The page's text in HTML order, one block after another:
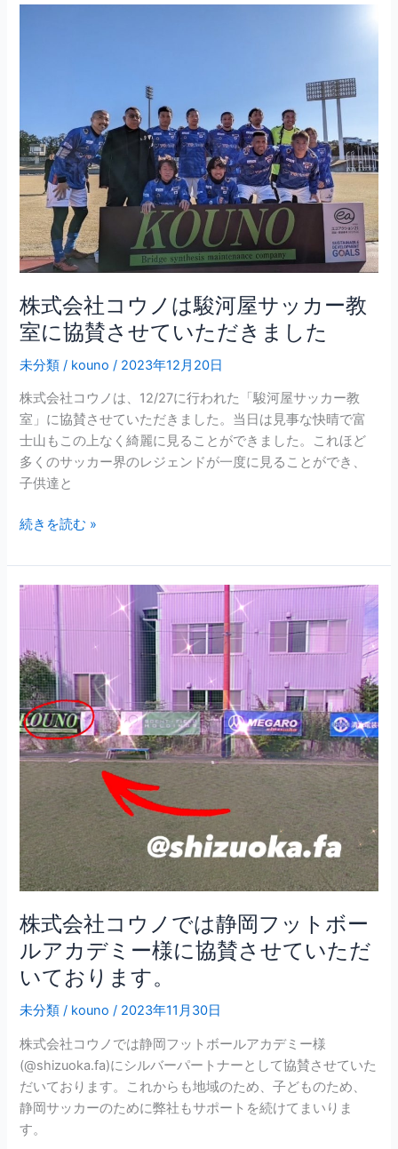
株式会社コウノは駿河屋サッカー教
室に協賛させていただきました
未分類 / kouno / 2023年12月20日
株式会社コウノは、12/27に行われた「駿河屋サッカー教
室」に協賛させていただきました。当日は見事な快晴で富
士山もこの上なく綺麗に見ることができました。これほど
多くのサッカー界のレジェンドが一度に見ることができ、
子供達と
ノ
は
河
屋
サ
ッ
カ
ー
教
室
に
協
賛
さ
せ
て
た
き
ま
続きを読む »
株式会社コウノでは静岡フットボー
ルアカデミー様に協賛させていただ
いております。
未分類 / kouno/ 2023年11月30日
株式会社コウノでは静岡フットボールアカデミー様
(@shizuoka.fa)にシルバーパートナーとして協賛させていた
だいております。これからも地域のため、子どものため、
静岡サッカーのために弊社もサポートを続けてまいりま
す。
株
社
コ
ウ
ノ
で
は
岡
フ
ッ
ト
ボ
ー
ル
ア
カ
デ
ミ
ー
様
に
協
賛